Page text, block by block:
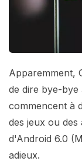
Apparemment,
de dire bye-bye
commencent à
des jeux ou
d'Android 6.0
adieux.